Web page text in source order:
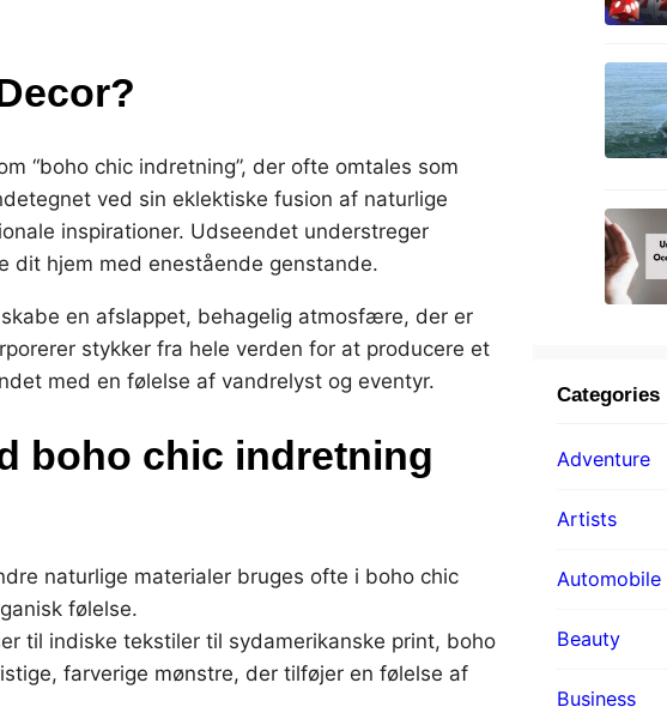
“boho chic indretning”, der ofte omtales som
ved sin eklektiske fusion af naturlige
inspirationer. Udseendet understreger
dit hjem med enestående genstande.
en afslappet, behagelig atmosfære, der er
stykker fra hele verden for at producere et
med en følelse af vandrelyst og eventyr.
boho chic indretning
naturlige materialer bruges ofte i boho chic
følelse.
til indiske tekstiler til sydamerikanske print, boho
farverige mønstre, der tilføjer en følelse af
Categories
Adventure
Artists
Automobile
Beauty
Business